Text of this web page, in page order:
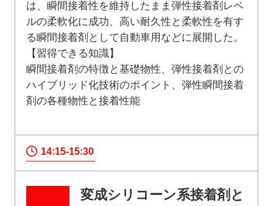
は、瞬間接着性を維持したまま弾性接着剤レベ
ルの柔軟化に成功、高い耐久性と柔軟性を有す
る瞬間接着剤として自動車用などに展開した。
【習得できる知識】
瞬間接着剤の特徴と基礎物性、弾性接着剤との
ハイブリッド化技術のポイント、弾性瞬間接着
剤の各種物性と接着性能
14:15-15:30
変成シリコーン系接着剤と